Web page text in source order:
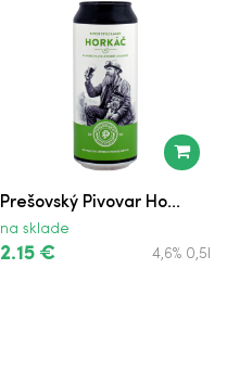
Prešovský Pivovar Ho...
na sklade
2.15 € 4,6% 0,5l